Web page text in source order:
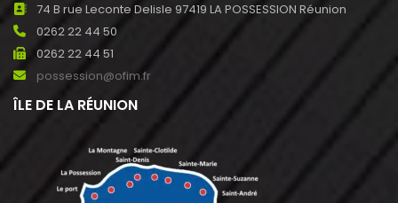
74 B rue Leconte Delisle 97419 LA POSSESSION Réunion
0262 22 44 50
0262 22 44 51
possession@ofim.fr
ÎLE DE LA RÉUNION